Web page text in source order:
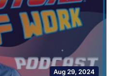
Aug 29, 2024